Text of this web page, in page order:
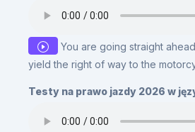
You are going straight
yield the right of way to the
Testy na prawo jazdy 2026 w